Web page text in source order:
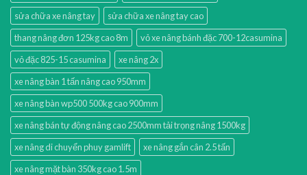
sửa chữa xe nâng tay
sửa chữa xe nâng tay cao
thang nâng đơn 125kg cao 8m
vỏ xe nâng bánh đặc 700-12casumina
vỏ đặc 825-15 casumina
xe nâng 2x
xe nâng bàn 1 tấn nâng cao 950mm
xe nâng bàn wp500 500kg cao 900mm
xe nâng bán tự động nâng cao 2500mm tải trọng nâng 1500kg
xe nâng di chuyển phuy gamlift
xe nâng gắn cân 2.5 tấn
xe nâng mặt bàn 350kg cao 1.5m